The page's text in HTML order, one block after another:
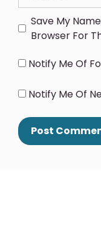
Save My
Browser For
Notify Me Of
Notify Me Of